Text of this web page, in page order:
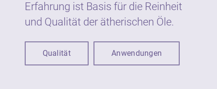
VerbraucherInnen vor möglichen Gefahren
bei unsachgemäßer Verwendung.
Anwendung auf der Haut und Schleimhaut
Erfahrung ist Basis für die Reinheit
und Qualität der ätherischen Öle.
Qualität Anwendungen